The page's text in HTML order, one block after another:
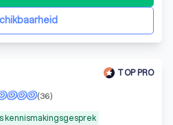
TOP PRO
kennismakingsgesprek
(36)